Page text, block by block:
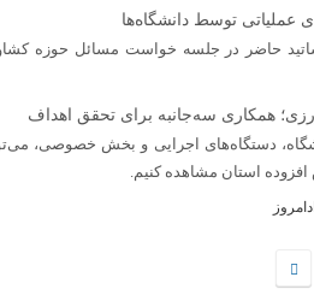
عملیاتی توسط دانشگاه‌ها
حاضر در جلسه خواست مسائل حوزه
همکاری سه‌جانبه برای تحقق اهداف
دستگاه‌های اجرایی و بخش خصوصی،
استان مشاهده کنیم.